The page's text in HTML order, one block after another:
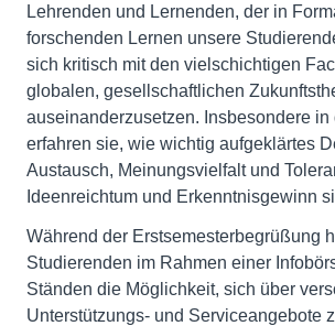
Lehrenden und Lernenden, der in
forschenden Lernen unsere
sich kritisch mit den vielschichtigen
globalen, gesellschaftlichen
auseinanderzusetzen. Insbesondere in
erfahren sie, wie wichtig aufgeklärtes
Austausch, Meinungsvielfalt und
Ideenreichtum und Erkenntnisgewinn
Während der Erstsemesterbegrüßung
Studierenden im Rahmen einer
Ständen die Möglichkeit, sich über
Unterstützungs- und Serviceangebote